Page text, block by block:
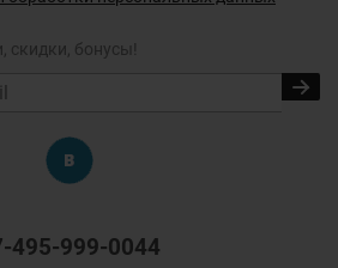
бонусы!
495-999-0044